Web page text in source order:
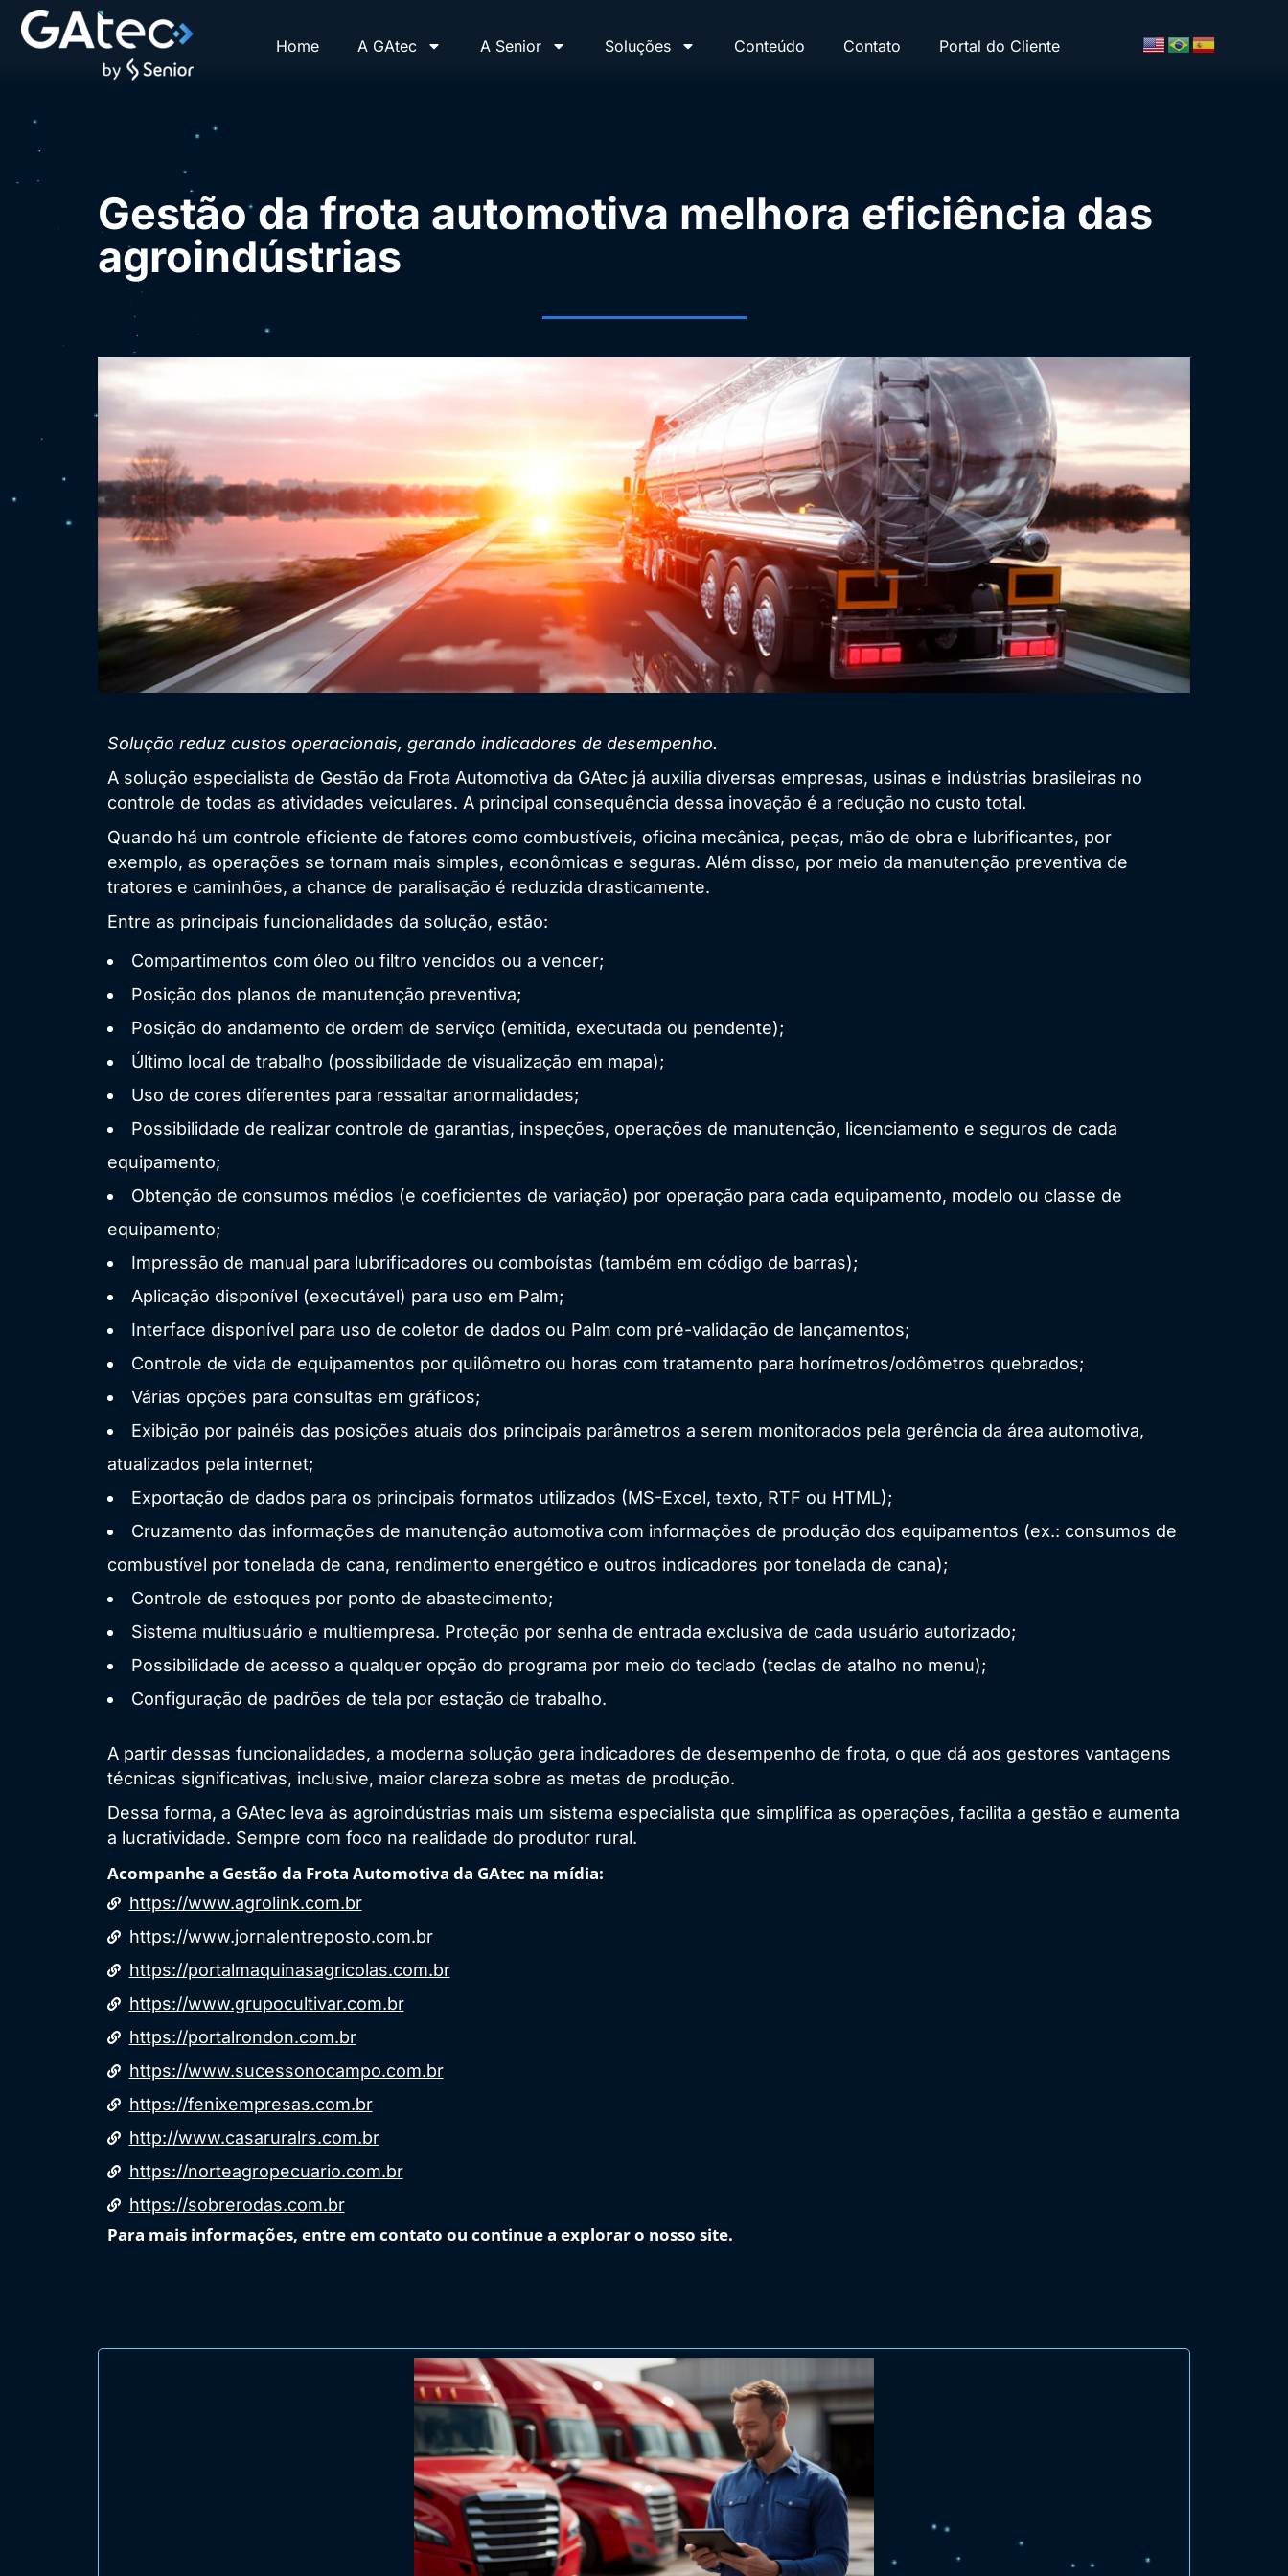
Home A GAtec A Senior Soluções Conteúdo Contato Portal do Cliente
Gestão da frota automotiva melhora eficiência das
agroindústrias
Solução reduz custos operacionais, gerando indicadores de desempenho.
A solução especialista de Gestão da Frota Automotiva da GAtec já auxilia diversas empresas, usinas e indústrias brasileiras no
controle de todas as atividades veiculares. A principal consequência dessa inovação é a redução no custo total.
Quando há um controle eficiente de fatores como combustíveis, oficina mecânica, peças, mão de obra e lubrificantes, por
exemplo, as operações se tornam mais simples, econômicas e seguras. Além disso, por meio da manutenção preventiva de
tratores e caminhões, a chance de paralisação é reduzida drasticamente.
Entre as principais funcionalidades da solução, estão:
Compartimentos com óleo ou filtro vencidos ou a vencer;
Posição dos planos de manutenção preventiva;
Posição do andamento de ordem de serviço (emitida, executada ou pendente);
Último local de trabalho (possibilidade de visualização em mapa);
Uso de cores diferentes para ressaltar anormalidades;
Possibilidade de realizar controle de garantias, inspeções, operações de manutenção, licenciamento e seguros de cada
equipamento;
Obtenção de consumos médios (e coeficientes de variação) por operação para cada equipamento, modelo ou classe de
equipamento;
Impressão de manual para lubrificadores ou comboístas (também em código de barras);
Aplicação disponível (executável) para uso em Palm;
Interface disponível para uso de coletor de dados ou Palm com pré-validação de lançamentos;
Controle de vida de equipamentos por quilômetro ou horas com tratamento para horímetros/odômetros quebrados;
Várias opções para consultas em gráficos;
Exibição por painéis das posições atuais dos principais parâmetros a serem monitorados pela gerência da área automotiva,
atualizados pela internet;
Exportação de dados para os principais formatos utilizados (MS-Excel, texto, RTF ou HTML);
Cruzamento das informações de manutenção automotiva com informações de produção dos equipamentos (ex.: consumos de
combustível por tonelada de cana, rendimento energético e outros indicadores por tonelada de cana);
Controle de estoques por ponto de abastecimento;
Sistema multiusuário e multiempresa. Proteção por senha de entrada exclusiva de cada usuário autorizado;
Possibilidade de acesso a qualquer opção do programa por meio do teclado (teclas de atalho no menu);
Configuração de padrões de tela por estação de trabalho.
A partir dessas funcionalidades, a moderna solução gera indicadores de desempenho de frota, o que dá aos gestores vantagens
técnicas significativas, inclusive, maior clareza sobre as metas de produção.
Dessa forma, a GAtec leva às agroindústrias mais um sistema especialista que simplifica as operações, facilita a gestão e aumenta
a lucratividade. Sempre com foco na realidade do produtor rural.
Acompanhe a Gestão da Frota Automotiva da GAtec na mídia:
https://www.agrolink.com.br
https://www.jornalentreposto.com.br
https://portalmaquinasagricolas.com.br
https://www.grupocultivar.com.br
https://portalrondon.com.br
https://www.sucessonocampo.com.br
https://fenixempresas.com.br
http://www.casaruralrs.com.br
https://norteagropecuario.com.br
https://sobrerodas.com.br
Para mais informações, entre em contato ou continue a explorar o nosso site.